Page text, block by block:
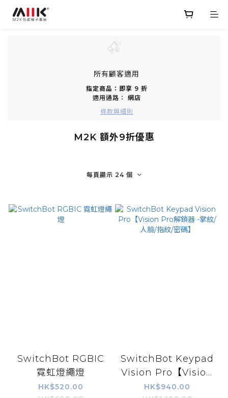
所有顧客適用
指定商品：即享 9 折
適用通路： 網店
條款與細則
M2K 額外9折優惠
每頁顯示 24 個
SwitchBot RGBIC
霓虹燈繩燈
HK$520.00
SwitchBot Keypad
Vision Pro【Vision
Pro解鎖器 -掌紋/人
HK$940.00